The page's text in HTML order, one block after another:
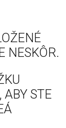
NESKÔR.
ABY STE